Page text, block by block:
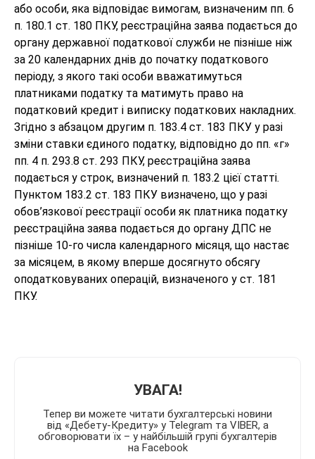
або особи, яка відповідає вимогам, визначеним пп. 6
п. 180.1 ст. 180 ПКУ, реєстраційна заява подається до
органу державної податкової служби не пізніше ніж
за 20 календарних днів до початку податкового
періоду, з якого такі особи вважатимуться
платниками податку та матимуть право на
податковий кредит і виписку податкових накладних.
Згідно з абзацом другим п. 183.4 ст. 183 ПКУ у разі
зміни ставки єдиного податку, відповідно до пп. «г»
пп. 4 п. 293.8 ст. 293 ПКУ, реєстраційна заява
подається у строк, визначений п. 183.2 цієї статті.
Пунктом 183.2 ст. 183 ПКУ визначено, що у разі
обов’язкової реєстрації особи як платника податку
реєстраційна заява подається до органу ДПС не
пізніше 10-го числа календарного місяця, що настає
за місяцем, в якому вперше досягнуто обсягу
оподатковуваних операцій, визначеного у ст. 181
ПКУ.
УВАГА!
Тепер ви можете читати бухгалтерські новини
від «Дебету-Кредиту» у Telegram та VIBER, а
обговорювати їх – у найбільшій групі бухгалтерів
на Facebook